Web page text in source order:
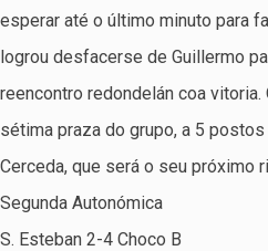
esperar até o último minuto para
logrou desfacerse de Guillermo
reencontro redondelán coa
sétima praza do grupo, a 5
Cerceda, que será o seu próximo
Segunda Autonómica
S. Esteban 2-4 Choco B